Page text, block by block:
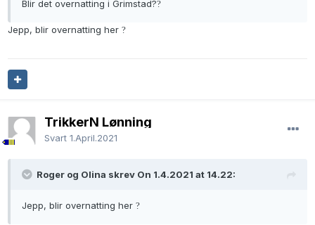
Blir det overnatting i Grimstad??
Jepp, blir overnatting her ?
TrikkerN Lønning
Svart 1.April.2021
Roger og Olina skrev On 1.4.2021 at 14.22:
Jepp, blir overnatting her ?